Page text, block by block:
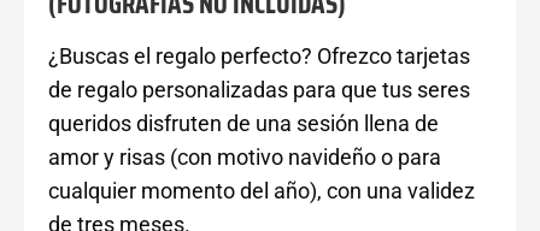
¿Buscas el regalo perfecto? Ofrezco tarjetas
de regalo personalizadas para que tus seres
queridos disfruten de una sesión llena de
amor y risas (con motivo navideño o para
cualquier momento del año), con una validez
de tres meses.